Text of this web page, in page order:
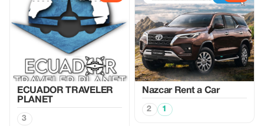
ECUADOR TRAVELER
PLANET
3
Nazcar Rent a Car
2 1